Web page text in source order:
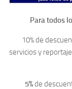
Para todos
10% de
servicios y
5%de